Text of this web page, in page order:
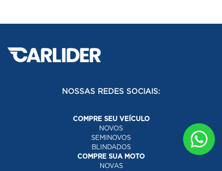
NOSSAS REDES SOCIAIS:
COMPRE SEU VEÍCULO
NOVOS
SEMINOVOS
BLINDADOS
COMPRE SUA MOTO
NOVAS